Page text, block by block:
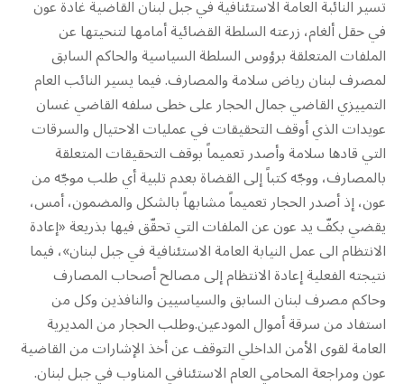
تسير النائبة العامة الاستئنافية في جبل لبنان القاضية غادة عون
في حقل ألغام، زرعته السلطة القضائية أمامها لتنحيتها عن
الملفات المتعلقة برؤوس السلطة السياسية والحاكم السابق
لمصرف لبنان رياض سلامة والمصارف. فيما يسير النائب العام
التمييزي القاضي جمال الحجار على خطى سلفه القاضي غسان
عويدات الذي أوقف التحقيقات في عمليات الاحتيال والسرقات
التي قادها سلامة وأصدر تعميماً بوقف التحقيقات المتعلقة
بالمصارف، ووجّه كتباً إلى القضاة بعدم تلبية أي طلب موجّه من
عون، إذ أصدر الحجار تعميماً مشابهاً بالشكل والمضمون، أمس،
يقضي بكفّ يد عون عن الملفات التي تحقّق فيها بذريعة «إعادة
الانتظام الى عمل النيابة العامة الاستئنافية في جبل لبنان»، فيما
نتيجته الفعلية إعادة الانتظام إلى مصالح أصحاب المصارف
وحاكم مصرف لبنان السابق والسياسيين والنافذين وكل من
استفاد من سرقة أموال المودعين.وطلب الحجار من المديرية
العامة لقوى الأمن الداخلي التوقف عن أخذ الإشارات من القاضية
عون ومراجعة المحامي العام الاستئنافي المناوب في جبل لبنان.